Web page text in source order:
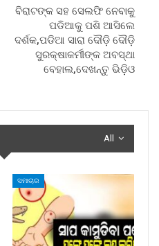
ବିରାଟଙ୍କ ସହ ସେଲଫି ନେବାକୁ
ପଡିଆକୁ ପଶି ଆସିଲେ
ଦର୍ଶକ,ପଡିଆ ସାରା ଦୌଡ଼ି ଦୌଡ଼ି
ସୁରକ୍ଷାକର୍ମୀଙ୍କ ଅବସ୍ଥା
ବେହାଲ,ଦେଖନ୍ତୁ ଭିଡ଼ିଓ
All
ସମାଚାର